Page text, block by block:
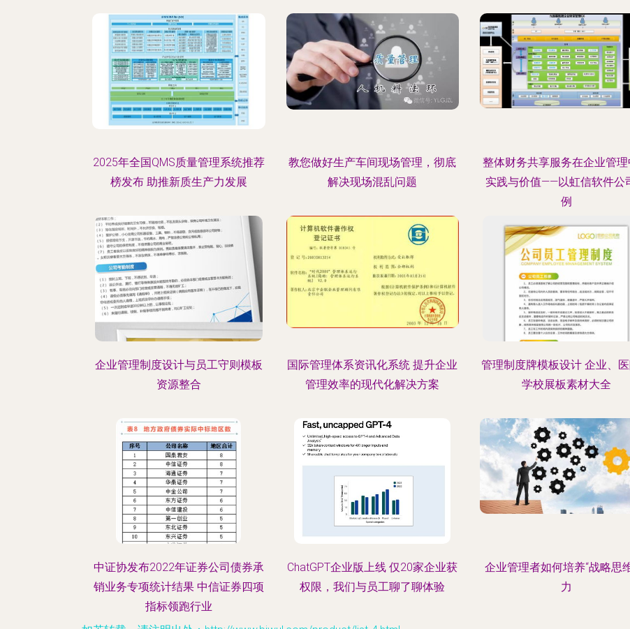
2025年全国QMS质量管理系统推荐
榜发布 助推新质生产力发展
教您做好生产车间现场管理，彻底
解决现场混乱问题
整体财务共享服务在企业管理
实践与价值——以虹信软件公
例
企业管理制度设计与员工守则模板
资源整合
国际管理体系资讯化系统 提升企业
管理效率的现代化解决方案
管理制度牌模板设计 企业、
学校展板素材大全
中证协发布2022年证券公司债券承
销业务专项统计结果 中信证券四项
指标领跑行业
ChatGPT企业版上线 仅20家企业获
权限，我们与员工聊了聊体验
企业管理者如何培养“战略思
力